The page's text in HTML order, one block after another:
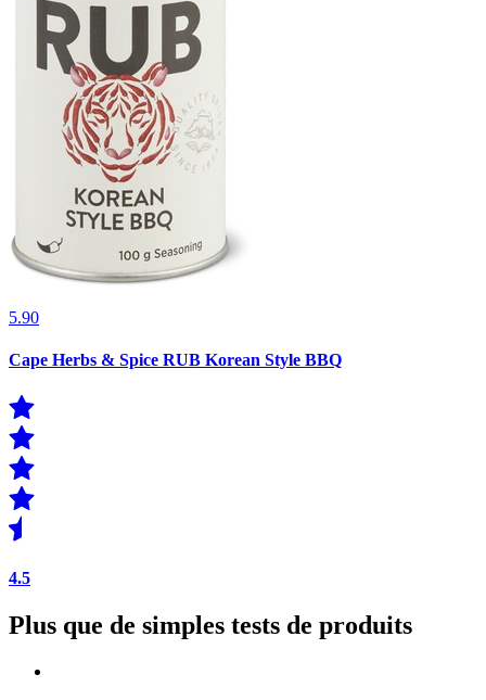
5.90
Cape Herbs & Spice RUB Korean Style BBQ
4.5
Plus que de simples tests de produits